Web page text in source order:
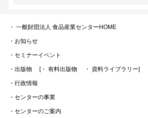
・ 一般財団法人 食品産業センターHOME
・お知らせ
・セミナーイベント
・出版物 [・ 有料出版物 ・ 資料ライブラリー]
・行政情報
・センターの事業
・センターのご案内